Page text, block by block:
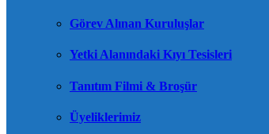
Görev Alınan Kuruluşlar
Yetki Alanındaki Kıyı Tesisleri
Tanıtım Filmi & Broşür
Üyeliklerimiz